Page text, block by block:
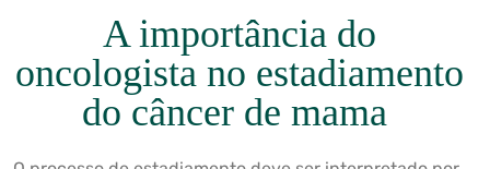
A importância do
oncologista no estadiamento
do câncer de mama